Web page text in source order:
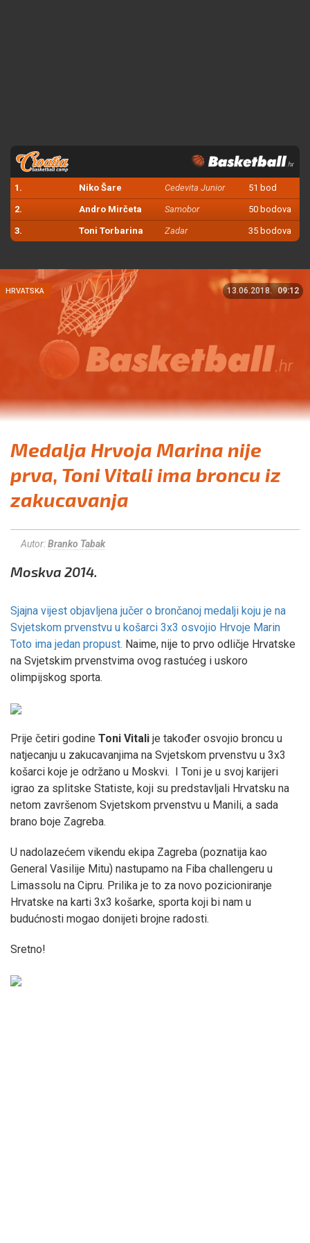
1. Niko Šare Cedevita Junior 51 bod
2. Andro Mirčeta Samobor 50 bodova
3. Toni Torbarina Zadar 35 bodova
HRVATSKA 13.06.2018. 09:12
Medalja Hrvoja Marina nije
prva, Toni Vitali ima broncu iz
zakucavanja
Autor:Branko Tabak
Moskva 2014.
Sjajna vijest objavljena jučer o brončanoj medalji koju je na
Svjetskom prvenstvu u košarci 3x3 osvojio Hrvoje Marin
Toto ima jedan propust. Naime, nije to prvo odličje Hrvatske
na Svjetskim prvenstvima ovog rastućeg i uskoro
olimpijskog sporta.
Prije četiri godine Toni Vitali je također osvojio broncu u
natjecanju u zakucavanjima na Svjetskom prvenstvu u 3x3
košarci koje je održano u Moskvi. I Toni je u svoj karijeri
igrao za splitske Statiste, koji su predstavljali Hrvatsku na
netom završenom Svjetskom prvenstvu u Manili, a sada
brano boje Zagreba.
U nadolazećem vikendu ekipa Zagreba (poznatija kao
General Vasilije Mitu) nastupamo na Fiba challengeru u
Limassolu na Cipru. Prilika je to za novo pozicioniranje
Hrvatske na karti 3x3 košarke, sporta koji bi nam u
budućnosti mogao donijeti brojne radosti.
Sretno!